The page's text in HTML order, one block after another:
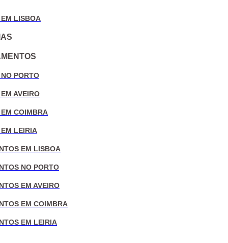
LISBOA
PORTO
AVEIRO
COIMBRA
LEIRIA
EM LISBOA
NO PORTO
EM AVEIRO
EM COIMBRA
EM LEIRIA